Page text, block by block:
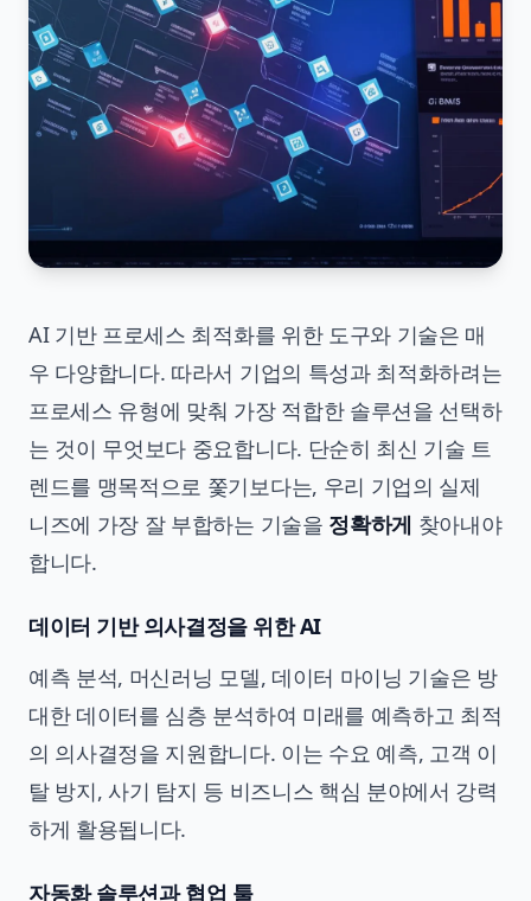
AI 기반 프로세스 최적화를 위한 도구와 기술은 매
우 다양합니다. 따라서 기업의 특성과 최적화하려는
프로세스 유형에 맞춰 가장 적합한 솔루션을 선택하
는 것이 무엇보다 중요합니다. 단순히 최신 기술 트
렌드를 맹목적으로 쫓기보다는, 우리 기업의 실제
니즈에 가장 잘 부합하는 기술을 정확하게 찾아내야
합니다.
데이터 기반 의사결정을 위한 AI
예측 분석, 머신러닝 모델, 데이터 마이닝 기술은 방
대한 데이터를 심층 분석하여 미래를 예측하고 최적
의 의사결정을 지원합니다. 이는 수요 예측, 고객 이
탈 방지, 사기 탐지 등 비즈니스 핵심 분야에서 강력
하게 활용됩니다.
자동화 솔루션과 협업 툴